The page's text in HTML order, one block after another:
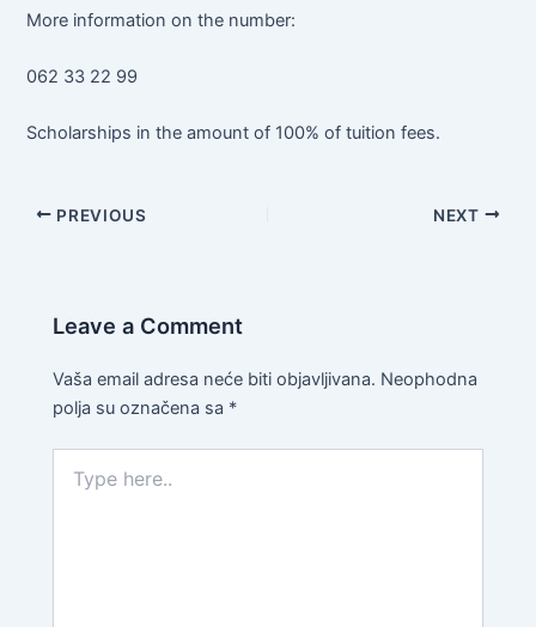
More information on the number:
062 33 22 99
Scholarships in the amount of 100% of tuition fees.
PREVIOUS NEXT
Leave a Comment
Vaša email adresa neće biti objavljivana. Neophodna
polja su označena sa *
here..